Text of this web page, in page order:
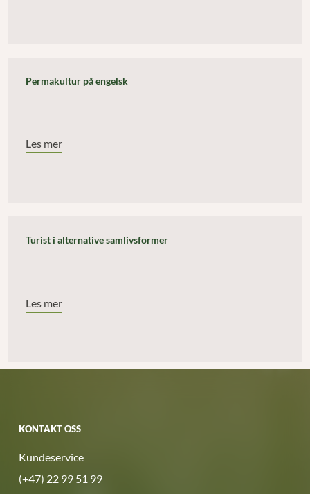
Permakultur på engelsk
Les mer
Turist i alternative samlivsformer
Les mer
KONTAKT OSS
Kundeservice
(+47) 22 99 51 99